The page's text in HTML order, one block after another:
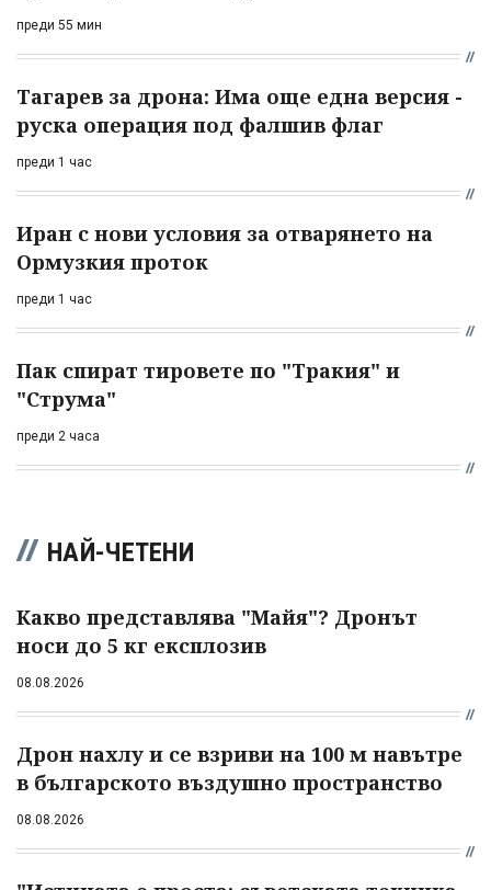
преди 55 мин
Тагарев за дрона: Има още една версия -
руска операция под фалшив флаг
преди 1 час
Иран с нови условия за отварянето на
Ормузкия проток
преди 1 час
Пак спират тировете по "Тракия" и
"Струма"
преди 2 часа
НАЙ-ЧЕТЕНИ
Какво представлява "Майя"? Дронът
носи до 5 кг експлозив
08.08.2026
Дрон нахлу и се взриви на 100 м навътре
в българското въздушно пространство
08.08.2026